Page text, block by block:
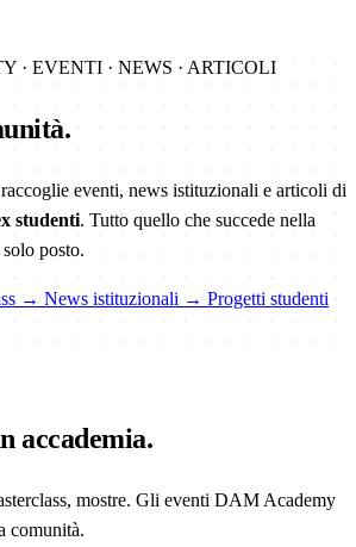
· EVENTI · NEWS · ARTICOLI
.
eventi, news istituzionali e articoli di
studenti. Tutto quello che succede nella
posto.
→ News istituzionali → Progetti studenti
accademia.
mostre. Gli eventi DAM Academy
comunità.